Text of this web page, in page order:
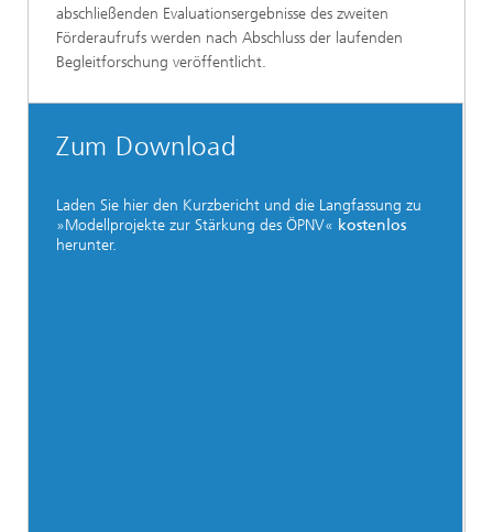
abschließenden Evaluationsergebnisse des zweiten
Förderaufrufs werden nach Abschluss der laufenden
Begleitforschung veröffentlicht.
Zum Download
Laden Sie hier den Kurzbericht und die Langfassung zu
»Modellprojekte zur Stärkung des ÖPNV« kostenlos
herunter.